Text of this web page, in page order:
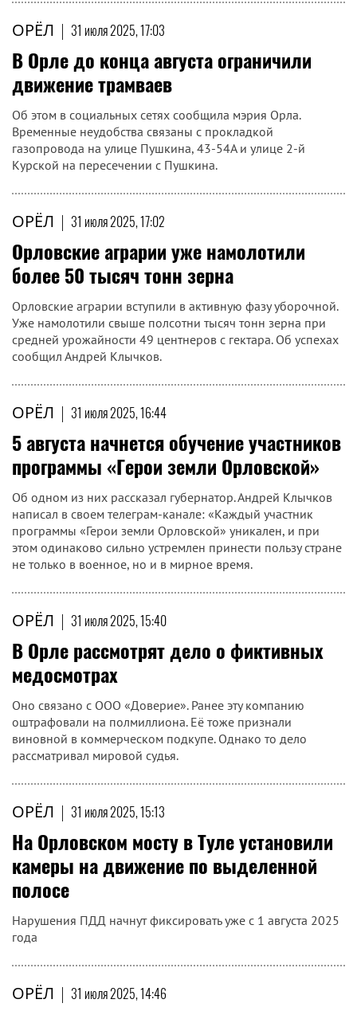
ОРЁЛ | 31 июля 2025, 17:03
В Орле до конца августа ограничили
движение трамваев
Об этом в социальных сетях сообщила мэрия Орла.
Временные неудобства связаны с прокладкой
газопровода на улице Пушкина, 43-54А и улице 2-й
Курской на пересечении с Пушкина.
ОРЁЛ | 31 июля 2025, 17:02
Орловские аграрии уже намолотили
более 50 тысяч тонн зерна
Орловские аграрии вступили в активную фазу уборочной.
Уже намолотили свыше полсотни тысяч тонн зерна при
средней урожайности 49 центнеров с гектара. Об успехах
сообщил Андрей Клычков.
ОРЁЛ | 31 июля 2025, 16:44
5 августа начнется обучение участников
программы «Герои земли Орловской»
Об одном из них рассказал губернатор. Андрей Клычков
написал в своем телеграм-канале: «Каждый участник
программы «Герои земли Орловской» уникален, и при
этом одинаково сильно устремлен принести пользу стране
не только в военное, но и в мирное время.
ОРЁЛ | 31 июля 2025, 15:40
В Орле рассмотрят дело о фиктивных
медосмотрах
Оно связано с ООО «Доверие». Ранее эту компанию
оштрафовали на полмиллиона. Её тоже признали
виновной в коммерческом подкупе. Однако то дело
рассматривал мировой судья.
ОРЁЛ | 31 июля 2025, 15:13
На Орловском мосту в Туле установили
камеры на движение по выделенной
полосе
Нарушения ПДД начнут фиксировать уже с 1 августа 2025
года
ОРЁЛ | 31 июля 2025, 14:46